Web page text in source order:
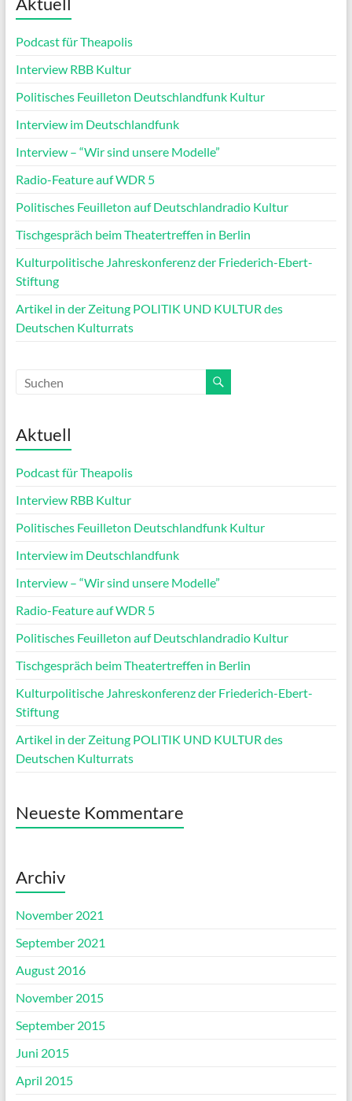
Podcast für Theapolis
Interview RBB Kultur
Politisches Feuilleton Deutschlandfunk Kultur
Interview im Deutschlandfunk
Interview – “Wir sind unsere Modelle”
Radio-Feature auf WDR 5
Politisches Feuilleton auf Deutschlandradio Kultur
Tischgespräch beim Theatertreffen in Berlin
Kulturpolitische Jahreskonferenz der Friederich-Ebert-
Stiftung
Artikel in der Zeitung POLITIK UND KULTUR des
Deutschen Kulturrats
Aktuell
Podcast für Theapolis
Interview RBB Kultur
Politisches Feuilleton Deutschlandfunk Kultur
Interview im Deutschlandfunk
Interview – “Wir sind unsere Modelle”
Radio-Feature auf WDR 5
Politisches Feuilleton auf Deutschlandradio Kultur
Tischgespräch beim Theatertreffen in Berlin
Kulturpolitische Jahreskonferenz der Friederich-Ebert-
Stiftung
Artikel in der Zeitung POLITIK UND KULTUR des
Deutschen Kulturrats
Neueste Kommentare
Archiv
November 2021
September 2021
August 2016
November 2015
September 2015
Juni 2015
April 2015